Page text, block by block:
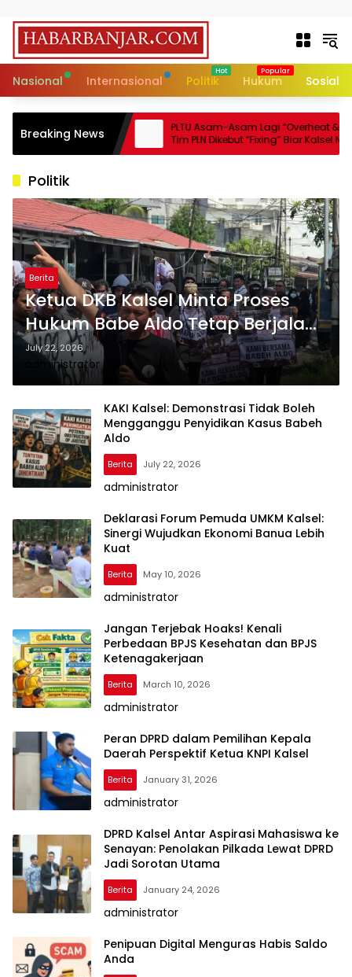
Nasional Internasional Politik Hukum Sosial
Breaking News
di
Issue, Stok
PLTU Asam-Asam Lagi “Overheat & Error”,
Tim PLN Dikebut “Fixing” Biar Kalsel Nggak
Makin Mati Lampu!
Politik
Berita
Ketua DKB Kalsel Minta Proses
Hukum Babe Aldo Tetap Berjalan
Objektif, Tanpa Intervensi Aksi
July 22, 2026
administrator
KAKI Kalsel: Demonstrasi Tidak Boleh
Mengganggu Penyidikan Kasus Babeh
Aldo
Berita July 22, 2026
administrator
Deklarasi Forum Pemuda UMKM Kalsel:
Sinergi Wujudkan Ekonomi Banua Lebih
Kuat
Berita May 10, 2026
administrator
Jangan Terjebak Hoaks! Kenali
Perbedaan BPJS Kesehatan dan BPJS
Ketenagakerjaan
Berita March 10, 2026
administrator
Peran DPRD dalam Pemilihan Kepala
Daerah Perspektif Ketua KNPI Kalsel
Berita January 31, 2026
administrator
DPRD Kalsel Antar Aspirasi Mahasiswa ke
Senayan: Penolakan Pilkada Lewat DPRD
Jadi Sorotan Utama
Berita January 24, 2026
administrator
Penipuan Digital Menguras Habis Saldo
Anda